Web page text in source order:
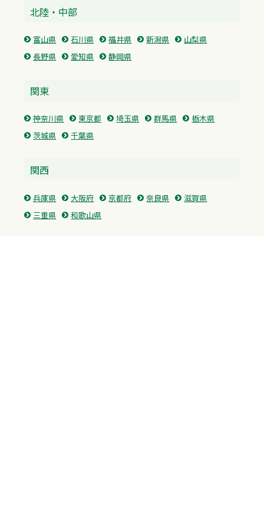
北陸・中部
富山県 石川県 福井県 新潟県
山梨県
長野県
愛知県 静岡県
関東
神奈川県 東京都 埼玉県 群馬県
栃木県
茨城県
千葉県
関西
兵庫県 大阪府 京都府 奈良県
滋賀県
三重県
和歌山県